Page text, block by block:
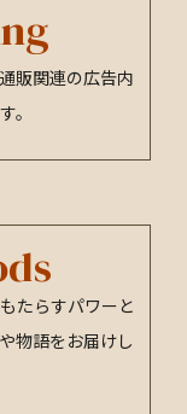
販関連の広告内
。
たらすパワーと
物語をお届けし